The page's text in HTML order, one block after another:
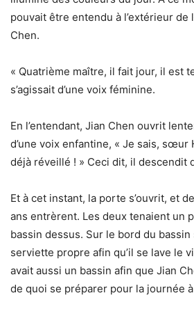
pouvait être entendu à l’extérieur de
Chen.
« Quatrième maître, il fait jour, il est
s’agissait d’une voix féminine.
En l’entendant, Jian Chen ouvrit
d’une voix enfantine, « Je sais, sœur
déjà réveillé ! » Ceci dit, il descendit
Et à cet instant, la porte s’ouvrit, et
ans entrèrent. Les deux tenaient un
bassin dessus. Sur le bord du
serviette propre afin qu’il se lave le
avait aussi un bassin afin que Jian
de quoi se préparer pour la journée